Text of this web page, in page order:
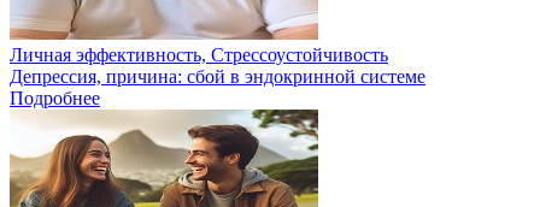
Личная эффективность, Стрессоустойчивость
Депрессия, причина: сбой в эндокринной системе
Подробнее